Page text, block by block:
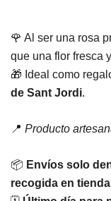
🌹 Al ser una rosa
que una flor fresca
🎁 Ideal como
de Sant Jordi.
📍 Producto
📦 Envíos solo
recogida en